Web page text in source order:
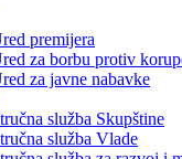
premijera
za borbu protiv
za javne nabavke
služba Skupštine
služba Vlade